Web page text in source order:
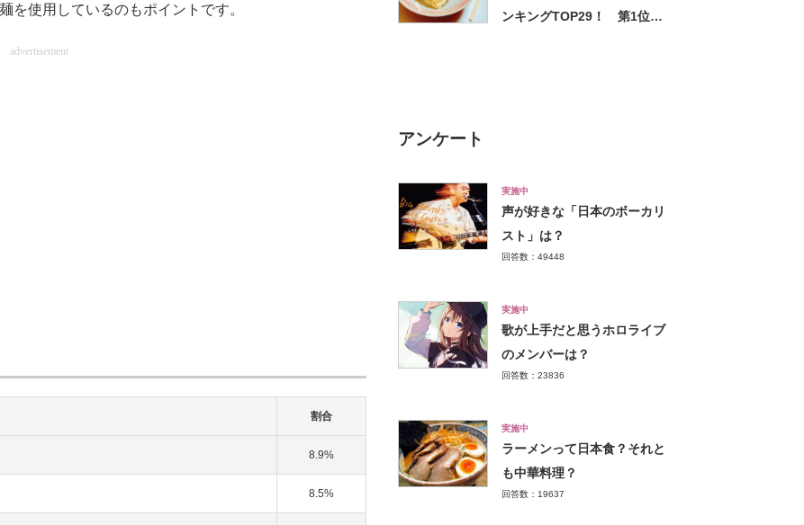
を使用しているのもポイントです。
advertisement
割合
8.9%
8.5%
ンキングTOP29！ 第1位は
アンケート
実施中
声が好きな「日本のボーカリ
スト」は？
回答数：49448
実施中
歌が上手だと思うホロライブ
のメンバーは？
回答数：23836
実施中
ラーメンって日本食？それと
も中華料理？
回答数：19637